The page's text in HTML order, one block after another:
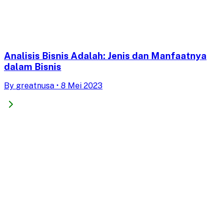
Analisis Bisnis Adalah: Jenis dan Manfaatnya
dalam Bisnis
By greatnusa • 8 Mei 2023